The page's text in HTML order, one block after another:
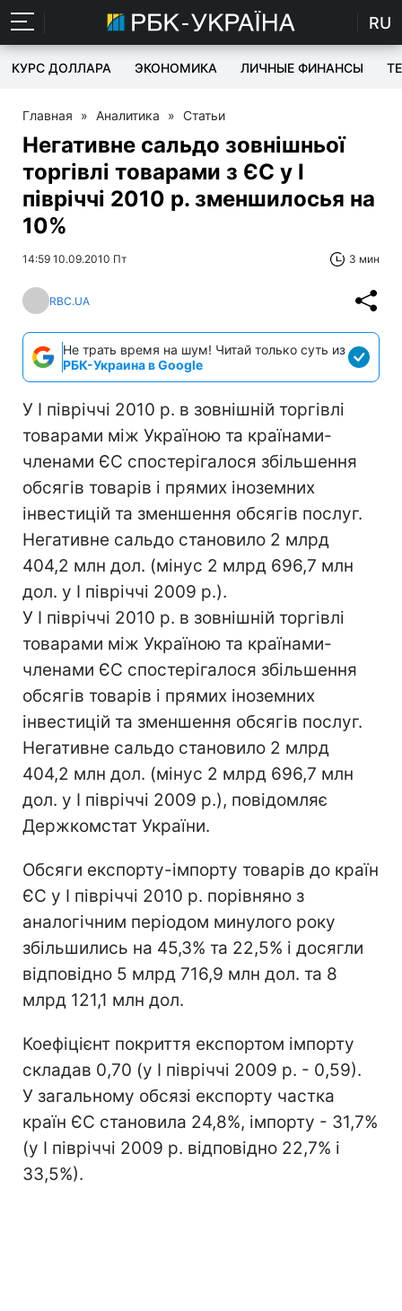
RU
КУРС ДОЛЛАРА ЭКОНОМИКА ЛИЧНЫЕ ФИНАНСЫ
Главная » Аналитика » Статьи
Негативне сальдо зовнішньої
торгівлі товарами з ЄС у I
півріччі 2010 р. зменшилосья на
10%
14:59 10.09.2010 Пт 3 мин
RBC.UA
Не трать время на шум! Читай только суть из
РБК-Украина в Google
У І півріччі 2010 р. в зовнішній торгівлі
товарами між Україною та країнами-
членами ЄС спостерігалося збільшення
обсягів товарів і прямих іноземних
інвестицій та зменшення обсягів послуг.
Негативне сальдо становило 2 млрд
404,2 млн дол. (мінус 2 млрд 696,7 млн
дол. у І півріччі 2009 р.).
У І півріччі 2010 р. в зовнішній торгівлі
товарами між Україною та країнами-
членами ЄС спостерігалося збільшення
обсягів товарів і прямих іноземних
інвестицій та зменшення обсягів послуг.
Негативне сальдо становило 2 млрд
404,2 млн дол. (мінус 2 млрд 696,7 млн
дол. у І півріччі 2009 р.), повідомляє
Держкомстат України.
Обсяги експорту-імпорту товарів до країн
ЄС у І півріччі 2010 р. порівняно з
аналогічним періодом минулого року
збільшились на 45,3% та 22,5% і досягли
відповідно 5 млрд 716,9 млн дол. та 8
млрд 121,1 млн дол.
Коефіцієнт покриття експортом імпорту
складав 0,70 (у І півріччі 2009 р. - 0,59).
У загальному обсязі експорту частка
країн ЄС становила 24,8%, імпорту - 31,7%
(у І півріччі 2009 р. відповідно 22,7% і
33,5%).